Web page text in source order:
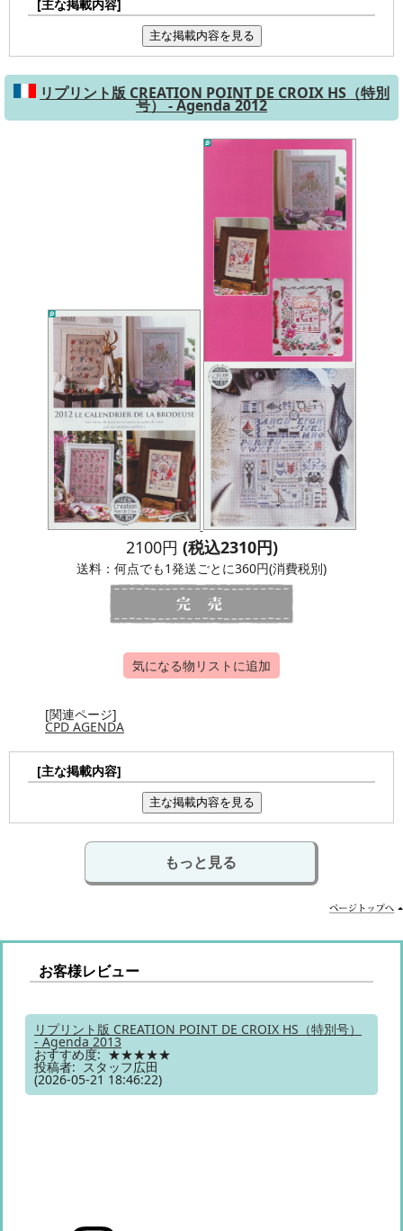
[主な掲載内容]
主な掲載内容を見る
リプリント版 CREATION POINT DE CROIX HS（特別
号） - Agenda 2012
2100円 (税込2310円)
送料：何点でも1発送ごとに360円(消費税別)
気になる物リストに追加
[関連ページ]
CPD AGENDA
[主な掲載内容]
主な掲載内容を見る
もっと見る
お客様レビュー
リプリント版 CREATION POINT DE CROIX HS（特別号）
- Agenda 2013
おすすめ度: ★★★★★
投稿者: スタッフ広田
(2026-05-21 18:46:22)